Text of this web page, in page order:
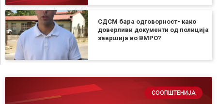
СДСМ бара одговорност- како
доверливи документи од полиција
завршија во ВМРО?
СООПШТЕНИЈА